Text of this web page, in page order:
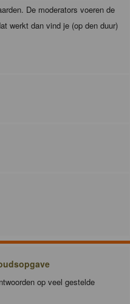
De moderators voeren de
werkt dan vind je (op den duur)
op veel gestelde